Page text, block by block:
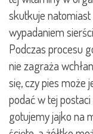
skutkuje
wypadaniem
Podczas procesu
nie zagraża
się, czy pies może
podać w tej
gotujemy jajko na